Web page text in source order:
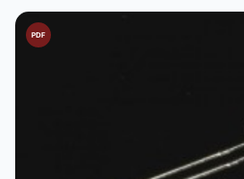
PDF